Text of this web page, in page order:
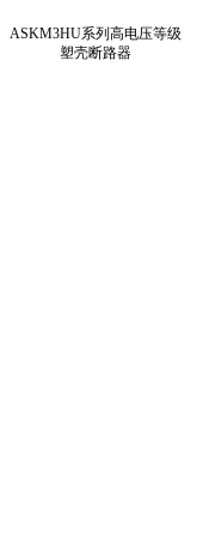
ASKM3HU系列高电压等级
塑壳断路器